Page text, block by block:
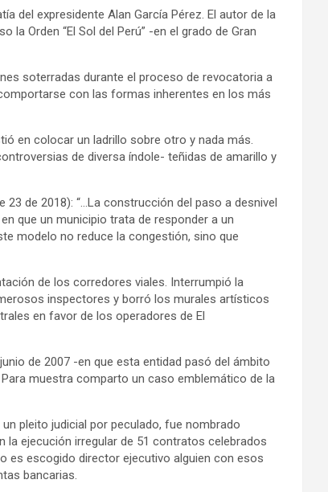
del expresidente Alan García Pérez. El autor de la
Orden “El Sol del Perú” -en el grado de Gran
soterradas durante el proceso de revocatoria a
con las formas inherentes en los más
en colocar un ladrillo sobre otro y nada más.
de diversa índole- teñidas de amarillo y
de 2018): “…La construcción del paso a desnivel
que un municipio trata de responder a un
modelo no reduce la congestión, sino que
de los corredores viales. Interrumpió la
inspectores y borró los murales artísticos
en favor de los operadores de El
de 2007 -en que esta entidad pasó del ámbito
muestra comparto un caso emblemático de la
pleito judicial por peculado, fue nombrado
la ejecución irregular de 51 contratos celebrados
es escogido director ejecutivo alguien con esos
bancarias.